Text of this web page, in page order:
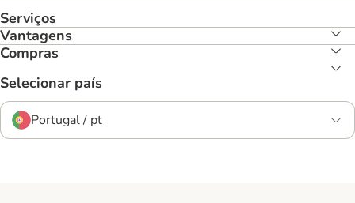
Serviços
Vantagens
Compras
Selecionar país
Portugal / pt